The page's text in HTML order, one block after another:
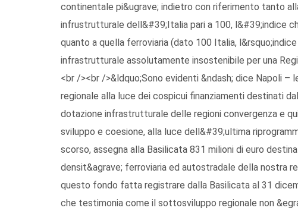
continentale pi&ugrave; indietro con riferimento tanto
infrustrutturale dell&#39;Italia pari a 100, l&#39;indice
quanto a quella ferroviaria (dato 100 Italia,
infrastrutturale assolutamente insostenibile per una
<br /><br />&ldquo;Sono evidenti &ndash; dice Napoli –
regionale alla luce dei cospicui finanziamenti destinati
dotazione infrastrutturale delle regioni convergenza e
sviluppo e coesione, alla luce dell&#39;ultima
scorso, assegna alla Basilicata 831 milioni di euro
densit&agrave; ferroviaria ed autostradale della nostra
questo fondo fatta registrare dalla Basilicata al 31
che testimonia come il sottosviluppo regionale non